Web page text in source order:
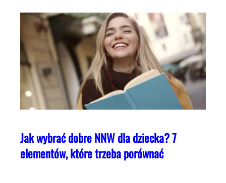
Jak wybrać dobre NNW dla dziecka? 7
elementów, które trzeba porównać